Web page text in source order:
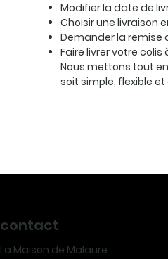
Modifier la date de
Choisir une livraison
Demander la remise
Faire livrer votre
Nous mettons tout
soit simple, flexible
contact
La Maison de Malaure